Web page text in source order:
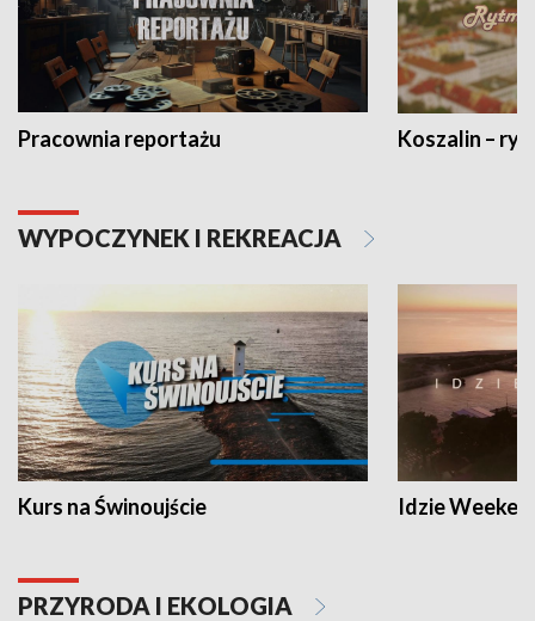
Pracownia reportażu Koszalin –
WYPOCZYNEK I REKREACJA
Kurs na Świnoujście Idzie
PRZYRODA I EKOLOGIA